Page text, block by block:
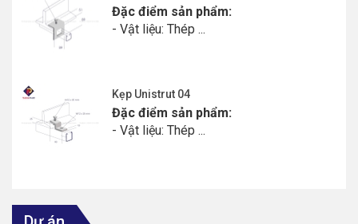
Đặc điểm sản phẩm:
- Vật liệu: Thép ...
Kẹp Unistrut 04
Đặc điểm sản phẩm:
- Vật liệu: Thép ...